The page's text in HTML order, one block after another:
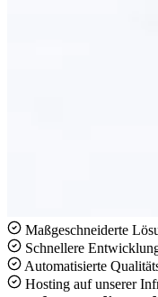
Maßgeschneiderte
Schnellere
Automatisierte
Hosting auf unserer